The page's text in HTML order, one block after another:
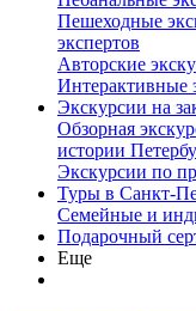
Пешеходные
экспертов
Авторские
Интерактивные
Экскурсии на
Обзорная
истории
Экскурсии по
Туры в Санкт-
Семейные и
Подарочный
Еще